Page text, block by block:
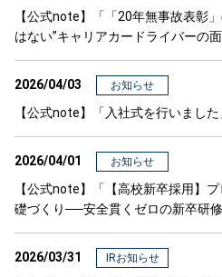
【公式note】「「20年無事故表彰
はない”キャリアカードライバーの面
2026/04/03 お知らせ
【公式note】「入社式を行いました
2026/04/01 お知らせ
【公式note】「【高校新卒採用】
礎づくり──安全貫くゼロの新卒研修
2026/03/31 IRお知らせ